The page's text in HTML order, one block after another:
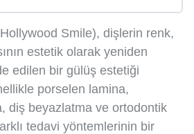
Smile), dişlerin renk,
estetik olarak yeniden
edilen bir gülüş estetiği
porselen lamina,
diş beyazlatma ve ortodontik
tedavi yöntemlerinin bir